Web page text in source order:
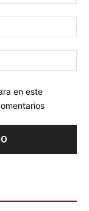
en este